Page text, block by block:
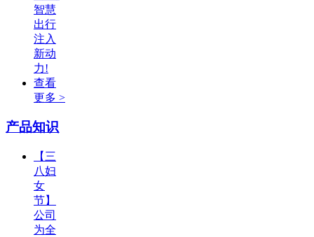
智慧
出行
注入
新动
力!
查看
更多 >
产品知识
【三
八妇
女
节】
公司
为全